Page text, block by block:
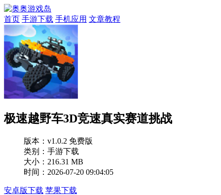
首页 手游下载 手机应用 文章教程
极速越野车3D竞速真实赛道挑战
版本： v1.0.2 免费版
类别：手游下载
大小：216.31 MB
时间：2026-07-20 09:04:05
安卓版下载 苹果下载